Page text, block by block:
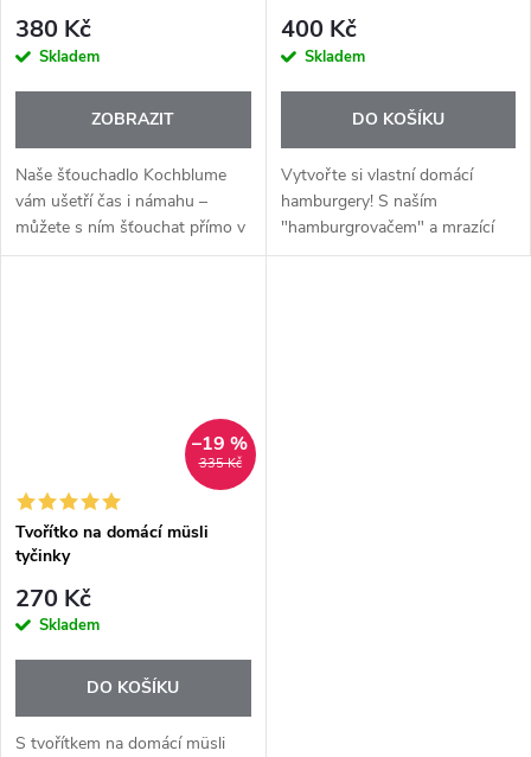
380 Kč
Skladem
ZOBRAZIT
Naše šťouchadlo Kochblume
vám ušetří čas i námahu –
můžete s ním šťouchat přímo v
horkém hrnci, bez obav z
400 Kč
Skladem
DO KOŠÍKU
Vytvořte si vlastní domácí
hamburgery! S naším
"hamburgrovačem" a mrazící
věží můžete vytvarovat své
335 Kč
–19 %
Tvořítko na domácí müsli
tyčinky
270 Kč
Skladem
DO KOŠÍKU
S tvořítkem na domácí müsli